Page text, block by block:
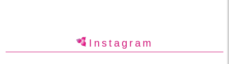
Instagram